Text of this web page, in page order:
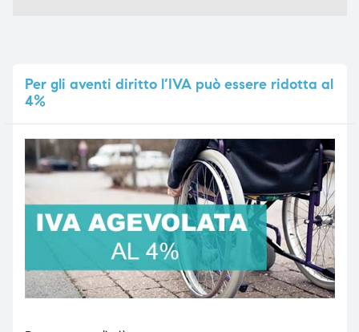
Pergli aventi diritto l’IVA può essere ridotta al
4%